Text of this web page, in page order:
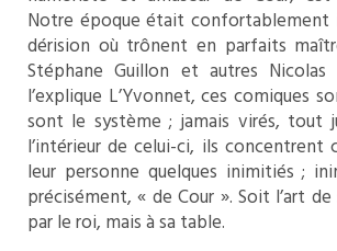
Notre époque était confortablement
dérision où trônent en parfaits
Stéphane Guillon et autres Nicolas
l’explique L’Yvonnet, ces comiques
sont le système ; jamais virés, tout
l’intérieur de celui-ci, ils concentrent
leur personne quelques inimitiés ;
précisément, « de Cour ». Soit l’art
par le roi, mais à sa table.